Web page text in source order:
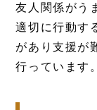
友人関係がう
適切に行動す
があり支援が
行っています。